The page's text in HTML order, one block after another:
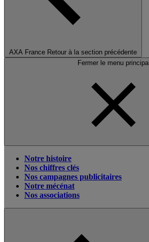
AXA France Retour à la section précédente
Fermer le menu principal
Notre histoire
Nos chiffres clés
Nos campagnes publicitaires
Notre mécénat
Nos associations